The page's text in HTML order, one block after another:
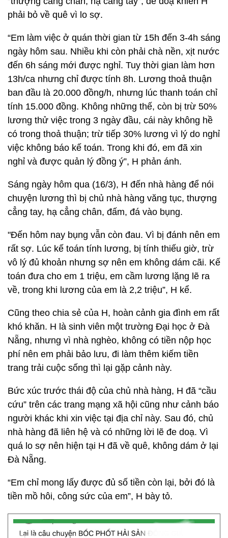
phải bỏ về quê vì lo sợ.
“Em làm việc ở quán thời gian từ 15h đến 3-4h sáng
ngày hôm sau. Nhiều khi còn phải chà nền, xịt nước
đến 6h sáng mới được nghỉ. Tuy thời gian làm hơn
13h/ca nhưng chỉ được tính 8h. Lương thoả thuận
ban đầu là 20.000 đồng/h, nhưng lúc thanh toán chỉ
tính 15.000 đồng. Không những thế, còn bị trừ 50%
lương thử việc trong 3 ngày đầu, cái này không hề
có trong thoả thuận; trừ tiếp 30% lương vì lý do nghỉ
việc không báo kế toán. Trong khi đó, em đã xin
nghỉ và được quản lý đồng ý”, H phản ánh.
Sáng ngày hôm qua (16/3), H đến nhà hàng để nói
chuyện lương thì bị chủ nhà hàng văng tục, thượng
cẳng tay, hạ cẳng chân, đấm, đá vào bụng.
"Đến hôm nay bụng vẫn còn đau. Vì bị đánh nên em
rất sợ. Lúc kế toán tính lương, bị tính thiếu giờ, trừ
vô lý đủ khoản nhưng sợ nên em không dám cãi. Kế
toán đưa cho em 1 triệu, em cầm lương lặng lẽ ra
về, trong khi lương của em là 2,2 triệu”, H kể.
Cũng theo chia sẻ của H, hoàn cảnh gia đình em rất
khó khăn. H là sinh viên một trường Đại học ở Đà
Nẵng, nhưng vì nhà nghèo, không có tiền nộp học
phí nên em phải bảo lưu, đi làm thêm kiếm tiền
trang trải cuộc sống thì lại gặp cảnh này.
Bức xúc trước thái độ của chủ nhà hàng, H đã “cầu
cứu” trên các trang mạng xã hội cũng như cảnh báo
người khác khi xin việc tại địa chỉ này. Sau đó, chủ
nhà hàng đã liên hệ và có những lời lẽ đe doạ. Vì
quá lo sợ nên hiện tại H đã về quê, không dám ở lại
Đà Nẵng.
“Em chỉ mong lấy được đủ số tiền còn lại, bởi đó là
tiền mồ hôi, công sức của em”, H bày tỏ.